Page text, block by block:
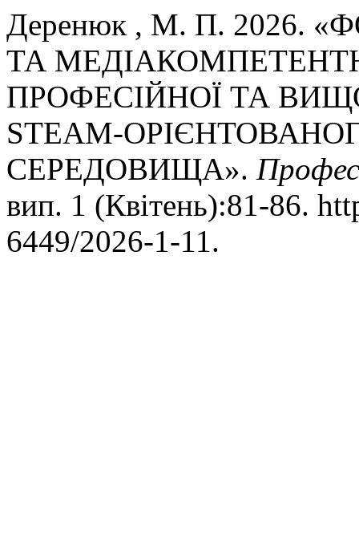
Деренюк , М. П. 2026.
ТА
ПРОФЕСІЙНОЇ ТА
STEAM-
СЕРЕДОВИЩА».
вип. 1 (Квітень):81-86.
6449/2026-1-11.